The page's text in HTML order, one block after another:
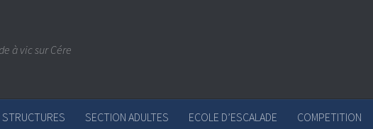
à vic sur Cére
STRUCTURES SECTION ADULTES ECOLE D’ESCALADE COMPETITION